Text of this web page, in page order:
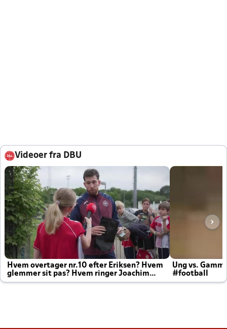
Videoer fra DBU
Hvem overtager nr.10 efter Eriksen? Hvem
glemmer sit pas? Hvem ringer Joachim
altid til efter kampe?
Ung vs.
#football